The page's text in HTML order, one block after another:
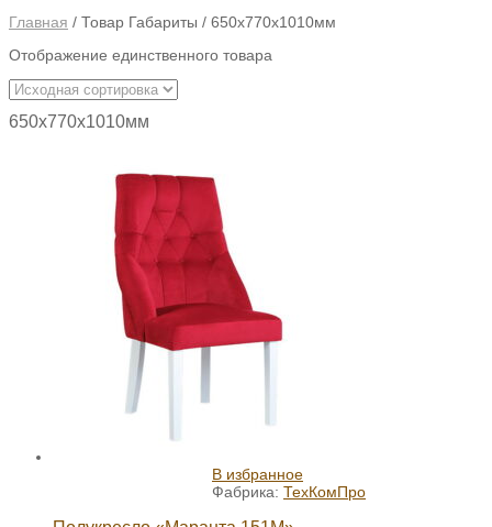
Главная / Товар Габариты / 650х770х1010мм
Отображение единственного товара
650х770х1010мм
В избранное
Фабрика: ТехКомПро